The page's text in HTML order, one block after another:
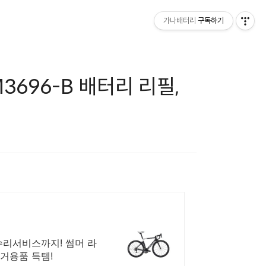
B 배터리 리필,
서비스까지! 썸머 라
용품 득템!
가나배터리 구독하기